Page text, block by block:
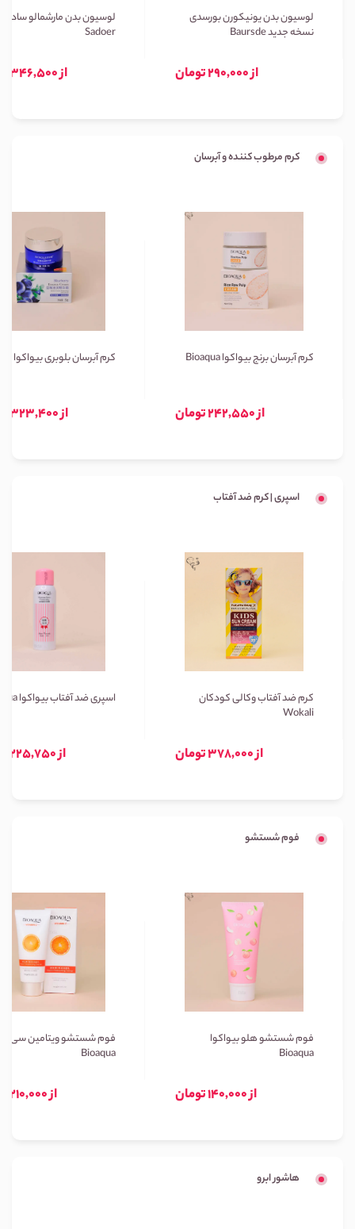
لوسیون بدن یونیکورن بورسدی
نسخه جدید Baursde
از 290,000 تومان
لوسیون بدن مارشمالو سادور
Sadoer
از 346,500 تومان
کرم مرطوب کننده و آبرسان
کرم آبرسان برنج بیواکوا Bioaqua
از 242,550 تومان
کرم آبرسان بلوبری بیواکوا Bioaqua
از 323,400 تومان
اسپری | کرم ضد آفتاب
کرم ضد آفتاب وکالی کودکان
Wokali
از 378,000 تومان
اسپری ضد آفتاب بیواکوا Bioaqua
از 225,750 تومان
فوم شستشو
فوم شستشو هلو بیواکوا
Bioaqua
از 140,000 تومان
فوم شستشو ویتامین سی
Bioaqua
از 210,000 تومان
هاشور ابرو